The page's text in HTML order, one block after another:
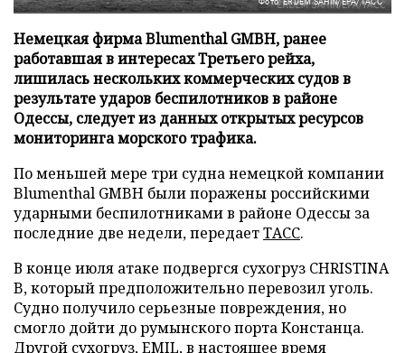
Немецкая фирма Blumenthal GMBH, ранее
работавшая в интересах Третьего рейха,
лишилась нескольких коммерческих судов в
результате ударов беспилотников в районе
Одессы, следует из данных открытых ресурсов
мониторинга морского трафика.
По меньшей мере три судна немецкой компании
Blumenthal GMBH были поражены российскими
ударными беспилотниками в районе Одессы за
последние две недели, передаетТАСС.
В конце июля атаке подвергся сухогруз CHRISTINA
B, который предположительно перевозил уголь.
Судно получило серьезные повреждения, но
смогло дойти до румынского порта Констанца.
Другой сухогруз, EMIL, в настоящее время